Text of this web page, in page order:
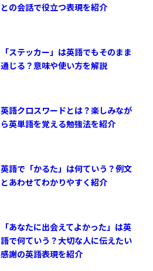
との会話で役立つ表現を紹介
「ステッカー」は英語でもそのまま
通じる？意味や使い方を解説
英語クロスワードとは？楽しみなが
ら英単語を覚える勉強法を紹介
英語で「かるた」は何ていう？例文
とあわせてわかりやすく紹介
「あなたに出会えてよかった」は英
語で何ていう？大切な人に伝えたい
感謝の英語表現を紹介